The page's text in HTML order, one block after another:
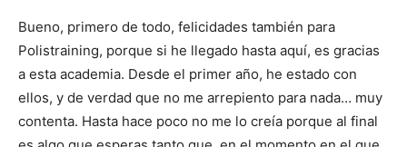
Bueno, primero de todo, felicidades también para
Polistraining, porque si he llegado hasta aquí, es gracias
a esta academia. Desde el primer año, he estado con
ellos, y de verdad que no me arrepiento para nada… muy
contenta. Hasta hace poco no me lo creía porque al final